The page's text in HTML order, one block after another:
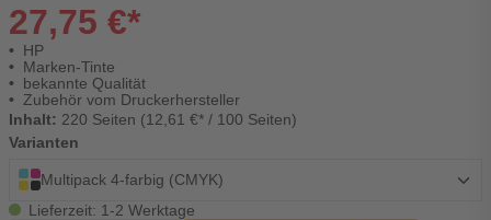
27,75 €*
HP
Marken-Tinte
bekannte Qualität
Zubehör vom Druckerhersteller
Inhalt: 220 Seiten (12,61 €* / 100 Seiten)
Varianten
Multipack 4-farbig (CMYK)
Lieferzeit: 1-2 Werktage